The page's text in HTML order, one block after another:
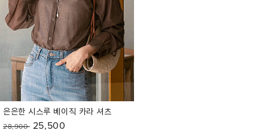
은은한 시스루 베이직 카라 셔츠
28,900 25,500